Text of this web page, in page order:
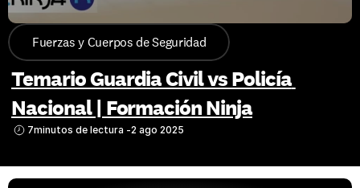
Fuerzas y Cuerpos de Seguridad
Temario Guardia Civil vs Policía
Nacional | Formación Ninja
7minutos de lectura -2 ago 2025